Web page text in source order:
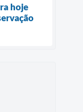
hoje